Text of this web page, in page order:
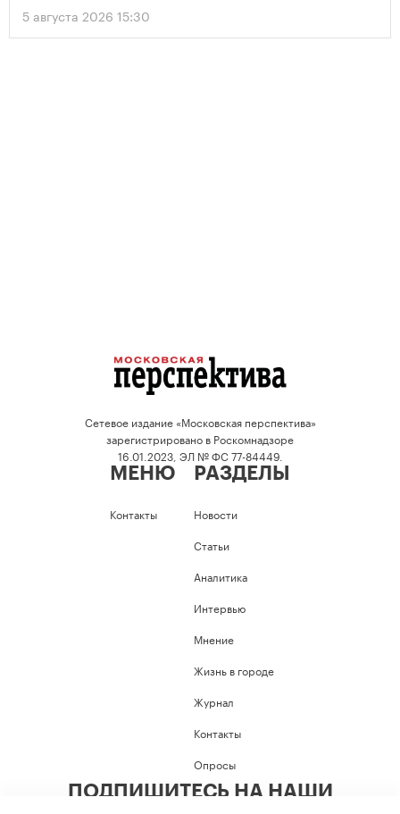
5 августа 2026 15:30
Сетевое издание «Московская перспектива»
зарегистрировано в Роскомнадзоре
16.01.2023, ЭЛ № ФС 77-84449.
МЕНЮ
Контакты
РАЗДЕЛЫ
Новости
Статьи
Аналитика
Интервью
Мнение
Жизнь в городе
Журнал
Контакты
Опросы
ПОДПИШИТЕСЬ НА НАШИ